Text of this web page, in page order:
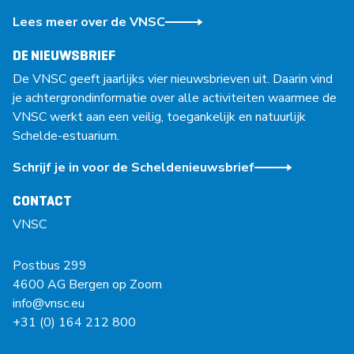
Lees meer over de VNSC
DE NIEUWSBRIEF
De VNSC geeft jaarlijks vier nieuwsbrieven uit. Daarin vind
je achtergrondinformatie over alle activiteiten waarmee de
VNSC werkt aan een veilig, toegankelijk en natuurlijk
Schelde-estuarium.
Schrijf je in voor de Scheldenieuwsbrief
CONTACT
VNSC
Postbus 299
4600 AG Bergen op Zoom
info@vnsc.eu
+31 (0) 164 212 800